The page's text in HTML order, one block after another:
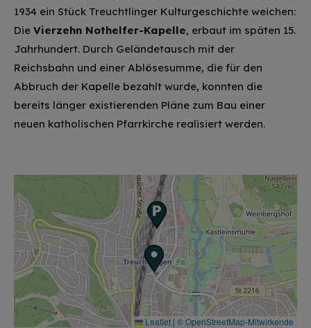
1934 ein Stück Treuchtlinger Kulturgeschichte weichen:
Die Vierzehn Nothelfer-Kapelle, erbaut im späten 15.
Jahrhundert. Durch Geländetausch mit der
Reichsbahn und einer Ablösesumme, die für den
Abbruch der Kapelle bezahlt wurde, konnten die
bereits länger existierenden Pläne zum Bau einer
neuen katholischen Pfarrkirche realisiert werden.
Leaflet | © OpenStreetMap-Mitwirkende